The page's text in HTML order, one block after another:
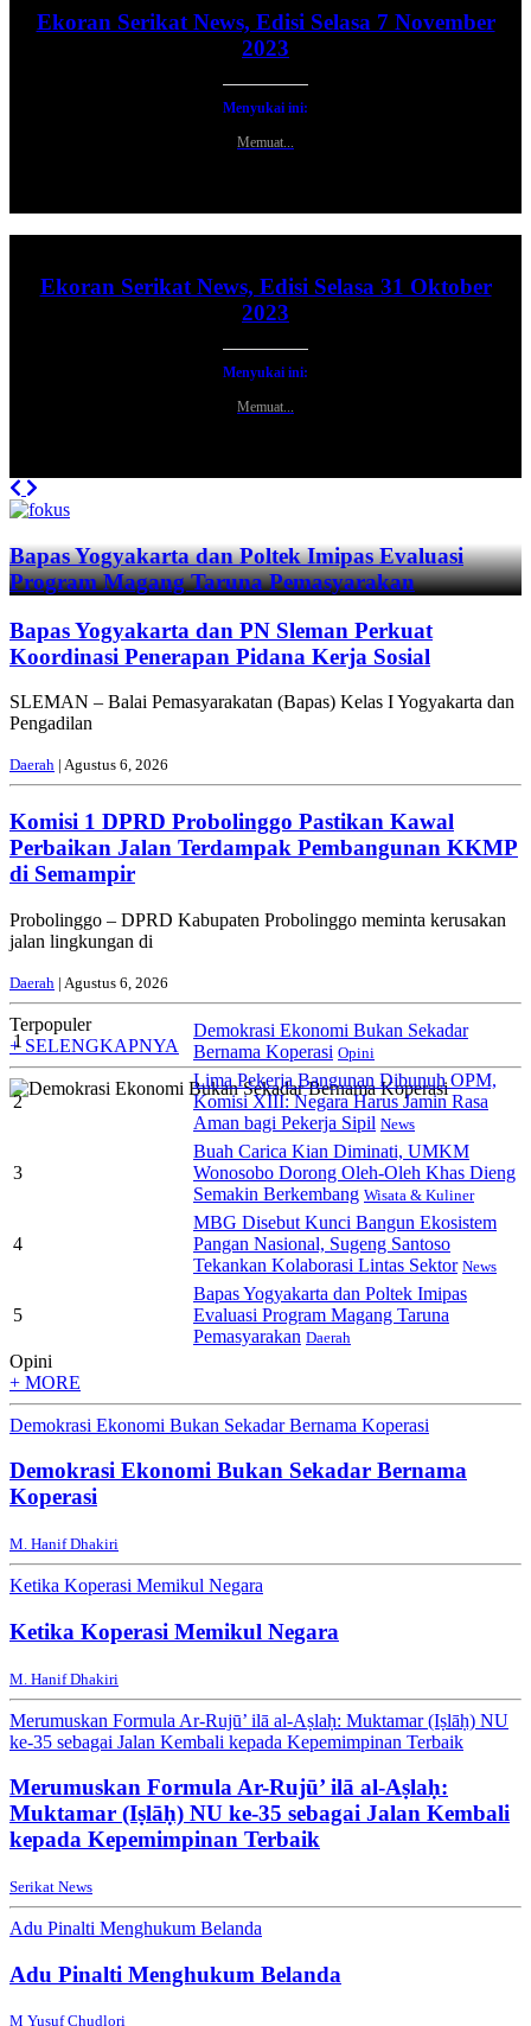
Ekoran Serikat News, Edisi Selasa 7 November
2023
Menyukai ini:
Memuat...
Ekoran Serikat News, Edisi Selasa 31 Oktober
2023
Menyukai ini:
Memuat...
Previous
Bapas Yogyakarta dan Poltek Imipas Evaluasi
Program Magang Taruna Pemasyarakan
Bapas Yogyakarta dan PN Sleman Perkuat
Koordinasi Penerapan Pidana Kerja Sosial
SLEMAN – Balai Pemasyarakatan (Bapas) Kelas I Yogyakarta dan
Pengadilan
Daerah | Agustus 6, 2026
Komisi 1 DPRD Probolinggo Pastikan Kawal
Perbaikan Jalan Terdampak Pembangunan KKMP
di Semampir
Probolinggo – DPRD Kabupaten Probolinggo meminta kerusakan
jalan lingkungan di
Daerah | Agustus 6, 2026
Terpopuler
+ SELENGKAPNYA
1
Demokrasi Ekonomi Bukan Sekadar
Bernama Koperasi Opini
2
Lima Pekerja Bangunan Dibunuh OPM,
Komisi XIII: Negara Harus Jamin Rasa
Aman bagi Pekerja Sipil News
3
Buah Carica Kian Diminati, UMKM
Wonosobo Dorong Oleh-Oleh Khas Dieng
Semakin Berkembang Wisata & Kuliner
4
MBG Disebut Kunci Bangun Ekosistem
Pangan Nasional, Sugeng Santoso
Tekankan Kolaborasi Lintas Sektor News
5
Bapas Yogyakarta dan Poltek Imipas
Evaluasi Program Magang Taruna
Pemasyarakan Daerah
Opini
+ MORE
Demokrasi Ekonomi Bukan Sekadar Bernama Koperasi
Demokrasi Ekonomi Bukan Sekadar Bernama
Koperasi
M. Hanif Dhakiri
Ketika Koperasi Memikul Negara
Ketika Koperasi Memikul Negara
M. Hanif Dhakiri
Merumuskan Formula Ar-Rujū’ ilā al-Aṣlaḥ: Muktamar (Iṣlāḥ) NU
ke-35 sebagai Jalan Kembali kepada Kepemimpinan Terbaik
Merumuskan Formula Ar-Rujū’ ilā al-Aṣlaḥ:
Muktamar (Iṣlāḥ) NU ke-35 sebagai Jalan Kembali
kepada Kepemimpinan Terbaik
Serikat News
Adu Pinalti Menghukum Belanda
Adu Pinalti Menghukum Belanda
M Yusuf Chudlori